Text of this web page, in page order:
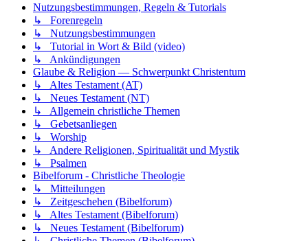
Nutzungsbestimmungen, Regeln & Tutorials
↳ Forenregeln
↳ Nutzungsbestimmungen
↳ Tutorial in Wort & Bild (video)
↳ Ankündigungen
Glaube & Religion — Schwerpunkt Christentum
↳ Altes Testament (AT)
↳ Neues Testament (NT)
↳ Allgemein christliche Themen
↳ Gebetsanliegen
↳ Worship
↳ Andere Religionen, Spiritualität und Mystik
↳ Psalmen
Bibelforum - Christliche Theologie
↳ Mitteilungen
↳ Zeitgeschehen (Bibelforum)
↳ Altes Testament (Bibelforum)
↳ Neues Testament (Bibelforum)